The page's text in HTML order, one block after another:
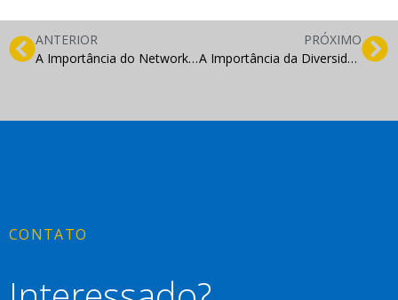
ANTERIOR
A Importância do Networking no Empreendedorismo Moderno
PRÓXIMO
A Importância da Diversidade e Inclusão no Mundo Empresarial Moderno
CONTATO